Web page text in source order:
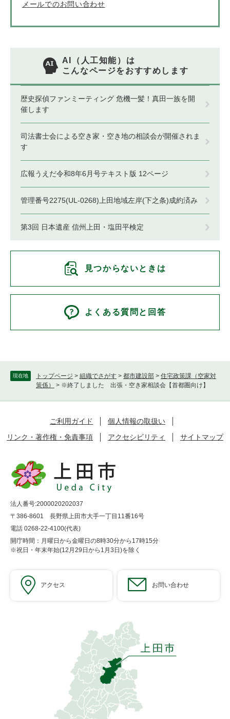
現在地 トップページ > 組織でさがす > 都市建設部 > 住宅政策課（空家対
策係）
> ※終了しました 出張・空き家相談会【首都圏向け】
メールでのお問い合わせ
AI（人工知能）は
こんなページをおすすめします
歴史探偵ファンミーティング 危機一髪！真田一族を開
催します
司法書士会による空き家・空き地の相談会が開催されま
す
広報うえだ令和8年6月号テキスト版 12ページ
管理番号2275(UL-0268)上田地域左岸(下之条)成約済み
第3回 日本遺産 信州上田・塩田平検定
見つからないときは
よくある質問と回答
ご利用ガイド
個人情報の取扱い
リンク・著作権・免責事項
アクセシビリティ サイトマップ
法人番号:2000020202037
〒386-8601 長野県上田市大手一丁目11番16号
電話 0268-22-4100(代表)
開庁時間：月曜日から金曜日の8時30分から17時15分
※祝日・年末年始(12月29日から1月3日)を除く
アクセス お問い合わせ